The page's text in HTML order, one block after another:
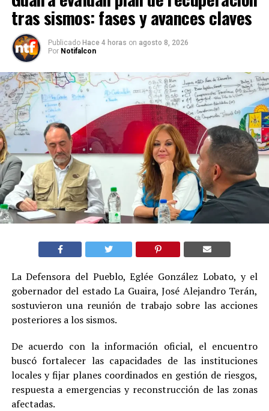
tras sismos: fases y avances claves
Publicado Hace 4 horas on agosto 8, 2026
Por Notifalcon
La Defensora del Pueblo, Eglée González Lobato, y el
gobernador del estado La Guaira, José Alejandro Terán,
sostuvieron una reunión de trabajo sobre las acciones
posteriores a los sismos.
De acuerdo con la información oficial, el encuentro
buscó fortalecer las capacidades de las instituciones
locales y fijar planes coordinados en gestión de riesgos,
respuesta a emergencias y reconstrucción de las zonas
afectadas.